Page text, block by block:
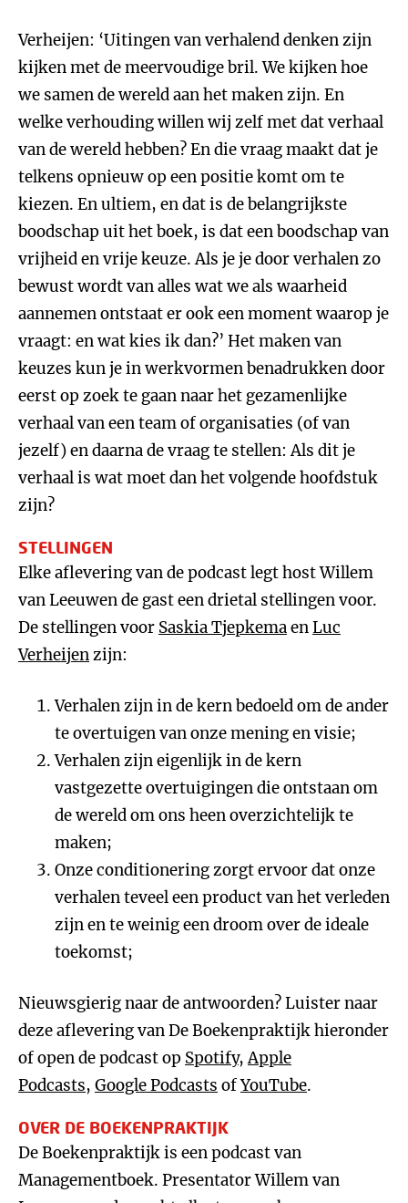
Verheijen: ‘Uitingen van verhalend denken zijn
kijken met de meervoudige bril. We kijken hoe
we samen de wereld aan het maken zijn. En
welke verhouding willen wij zelf met dat verhaal
van de wereld hebben? En die vraag maakt dat je
telkens opnieuw op een positie komt om te
kiezen. En ultiem, en dat is de belangrijkste
boodschap uit het boek, is dat een boodschap van
vrijheid en vrije keuze. Als je je door verhalen zo
bewust wordt van alles wat we als waarheid
aannemen ontstaat er ook een moment waarop je
vraagt: en wat kies ik dan?’ Het maken van
keuzes kun je in werkvormen benadrukken door
eerst op zoek te gaan naar het gezamenlijke
verhaal van een team of organisaties (of van
jezelf) en daarna de vraag te stellen: Als dit je
verhaal is wat moet dan het volgende hoofdstuk
zijn?
STELLINGEN
Elke aflevering van de podcast legt host Willem
van Leeuwen de gast een drietal stellingen voor.
De stellingen voor Saskia TjepkemaenLuc
Verheijenzijn:
Verhalen zijn in de kern bedoeld om de ander
te overtuigen van onze mening en visie;
Verhalen zijn eigenlijk in de kern
vastgezette overtuigingen die ontstaan om
de wereld om ons heen overzichtelijk te
maken;
Onze conditionering zorgt ervoor dat onze
verhalen teveel een product van het verleden
zijn en te weinig een droom over de ideale
toekomst;
Nieuwsgierig naar de antwoorden? Luister naar
deze aflevering van De Boekenpraktijk hieronder
of open de podcast op Spotify,Apple
Podcasts, Google Podcasts ofYouTube.
OVER DE BOEKENPRAKTIJK
De Boekenpraktijk is een podcast van
Managementboek. Presentator Willem van